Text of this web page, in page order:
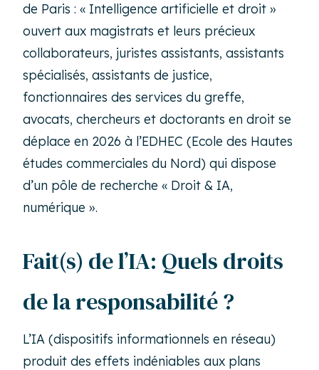
de Paris : « Intelligence artificielle et droit »
ouvert aux magistrats et leurs précieux
collaborateurs, juristes assistants, assistants
spécialisés, assistants de justice,
fonctionnaires des services du greffe,
avocats, chercheurs et doctorants en droit se
déplace en 2026 à l’EDHEC (Ecole des Hautes
études commerciales du Nord) qui dispose
d’un pôle de recherche « Droit & IA,
numérique ».
Fait(s) de l’IA: Quels droits
de la responsabilité ?
L’IA (dispositifs informationnels en réseau)
produit des effets indéniables aux plans